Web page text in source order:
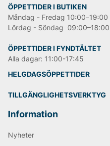
ÖPPETTIDER I BUTIKEN
Måndag - Fredag 10:00–19:00
Lördag - Söndag 09:00–18:00
ÖPPETTIDER I FYNDTÄLTET
Alla dagar: 11:00-17:45
HELGDAGSÖPPETTIDER
TILLGÄNGLIGHETSVERKTYG
Information
Nyheter